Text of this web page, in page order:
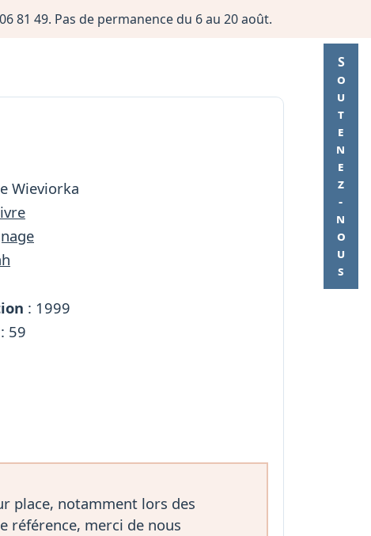
81 49. Pas de permanence du 6 au 20 août.
Soutenez-nous
Wieviorka
: 1999
: 59
place, notamment lors des
référence, merci de nous